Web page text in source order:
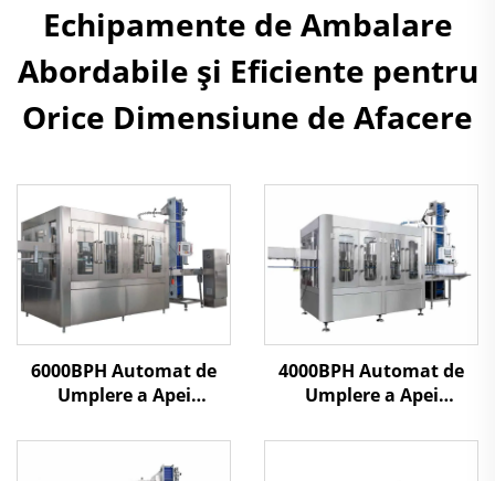
Echipamente de Ambalare
Abordabile și Eficiente pentru
Orice Dimensiune de Afacere
6000BPH Automat de
Umplere a Apei
4000BPH Automat de
Umplere a Apei